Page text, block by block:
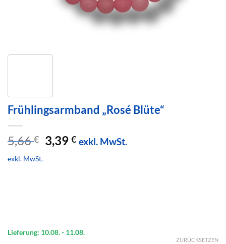
Frühlingsarmband „Rosé Blüte“
5,66€ Ursprünglicher
Preis
3,39€Aktueller
exkl. MwSt.
exkl. MwSt.
Lieferung: 10.08.- 11.08.
ZURÜCKSETZEN